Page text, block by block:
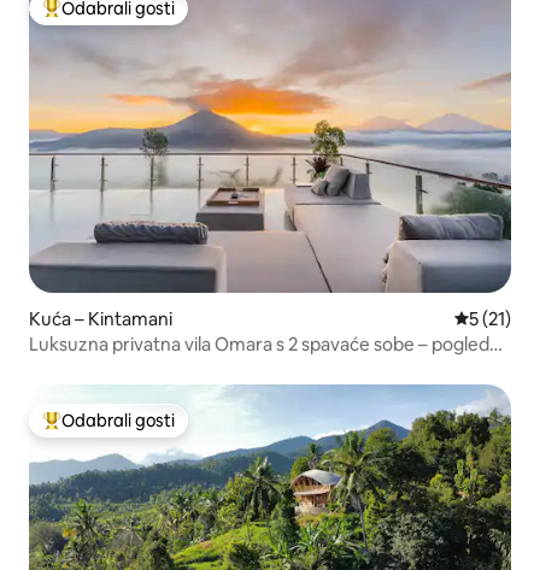
Među najviše rangiranima s oznakom „Odabrali gosti”
Odabrali gosti
Kuća – Kintamani Prosječna
5 (21)
Luksuzna privatna vila Omara s 2 spavaće sobe – pogled
Među najviše rangiranima s oznakom „Odabrali gosti”
Odabrali gosti